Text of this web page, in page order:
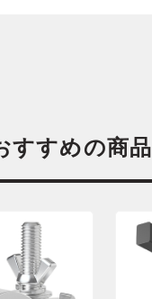
すすめの商品